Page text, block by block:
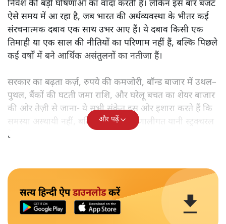
निवेश की बड़ी घोषणाओं का वादा करती है। लेकिन इस बार बजट
ऐसे समय में आ रहा है, जब भारत की अर्थव्यवस्था के भीतर कई
संरचनात्मक दबाव एक साथ उभर आए हैं। ये दबाव किसी एक
तिमाही या एक साल की नीतियों का परिणाम नहीं हैं, बल्कि पिछले
कई वर्षों में बने आर्थिक असंतुलनों का नतीजा हैं।
सरकार का बढ़ता कर्ज़, रुपये की कमजोरी, बॉन्ड बाजार में उथल–
पुथल, बैंकों की घटती जमा राशि, और घरेलू बचत का शेयर बाजार
की ओर तेज़ी से जाना- ये सभी संकेत इस ओर इशारा करते हैं कि
समस्या अस्थायी नहीं, बल्कि गहरी और प्रणालीगत यानी स्ट्रक्चरल
है।
और पढ़ें
सत्य हिन्दी ऐपडाउनलोडकरें